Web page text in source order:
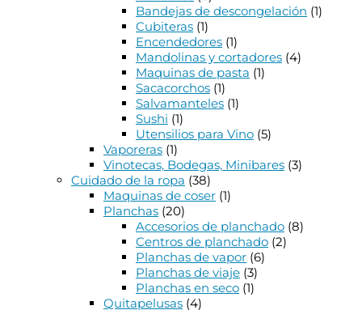
Bandejas de descongelación (1)
Cubiteras (1)
Encendedores (1)
Mandolinas y cortadores (4)
Maquinas de pasta (1)
Sacacorchos (1)
Salvamanteles (1)
Sushi (1)
Utensilios para Vino (5)
Vaporeras (1)
Vinotecas, Bodegas, Minibares (3)
Cuidado de la ropa (38)
Maquinas de coser (1)
Planchas (20)
Accesorios de planchado (8)
Centros de planchado (2)
Planchas de vapor (6)
Planchas de viaje (3)
Planchas en seco (1)
Quitapelusas (4)